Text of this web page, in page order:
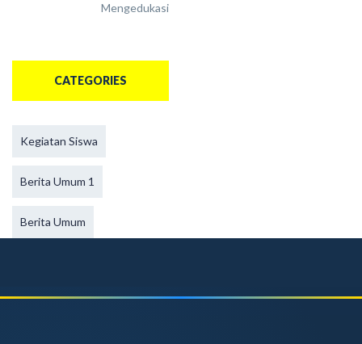
Mengedukasi
CATEGORIES
Kegiatan Siswa
Berita Umum 1
Berita Umum